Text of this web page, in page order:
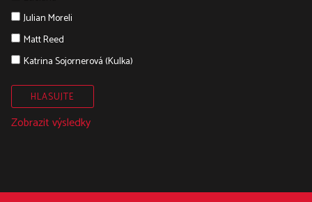
Julian Moreli
Matt Reed
Katrina Sojornerová (Kulka)
Zobrazit výsledky